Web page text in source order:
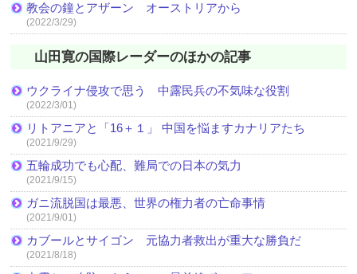
教会の鐘とアザーン オーストリアから
(2022/3/29)
山田寛の国際レーダーのほかの記事
ウクライナ侵攻で思う 中露民兵の不気味な役割
(2022/3/01)
リトアニアと「16＋１」 中国を悩ますカナリアたち
(2021/9/29)
五輪成功でも心配、難局での日本の気力
(2021/9/15)
ガニ流脱国は最悪、世界の権力者の亡命事情
(2021/9/01)
カブールとサイゴン 元協力者救出が重大な勝負だ
(2021/8/18)